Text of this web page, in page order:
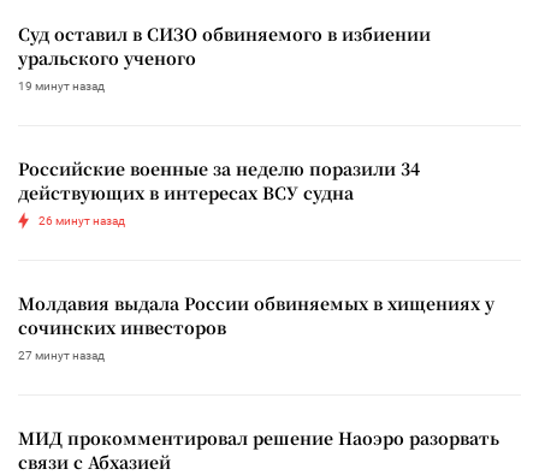
Суд оставил в СИЗО обвиняемого в избиении
уральского ученого
19 минут назад
Российские военные за неделю поразили 34
действующих в интересах ВСУ судна
26 минут назад
Молдавия выдала России обвиняемых в хищениях у
сочинских инвесторов
27 минут назад
МИД прокомментировал решение Наоэро разорвать
связи с Абхазией